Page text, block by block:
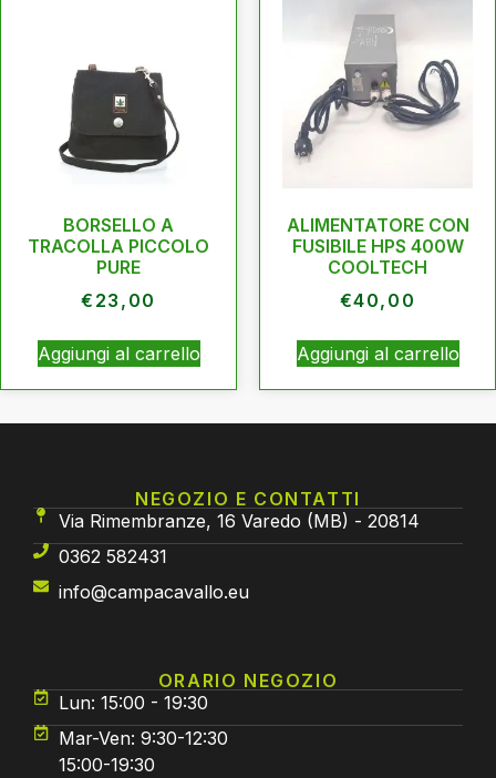
BORSELLO A
TRACOLLA PICCOLO
PURE
€ 23,00
Aggiungi al carrello
ALIMENTATORE CON
FUSIBILE HPS 400W
COOLTECH
€40,00
Aggiungi al carrello
NEGOZIO E CONTATTI
Via Rimembranze, 16 Varedo (MB) - 20814
0362 582431
info@campacavallo.eu
ORARIO NEGOZIO
Lun: 15:00 - 19:30
Mar-Ven: 9:30-12:30
15:00-19:30